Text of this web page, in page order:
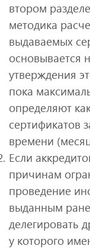
втором
методика
выдаваемых
основывается
утверждения
пока
определяют
сертификатов
времени
Если
причинам
проведение
выданным
делегировать
у которого